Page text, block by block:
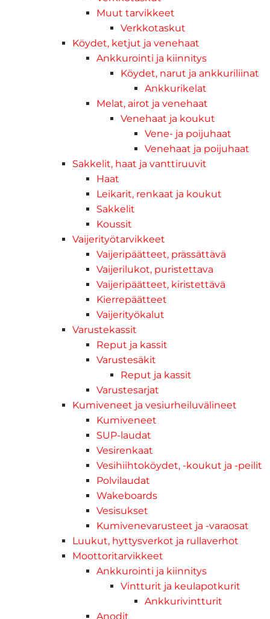
Muut tarvikkeet
Verkkotaskut
Köydet, ketjut ja venehaat
Ankkurointi ja kiinnitys
Köydet, narut ja ankkuriliinat
Ankkurikelat
Melat, airot ja venehaat
Venehaat ja koukut
Vene- ja poijuhaat
Venehaat ja poijuhaat
Sakkelit, haat ja vanttiruuvit
Haat
Leikarit, renkaat ja koukut
Sakkelit
Koussit
Vaijerityötarvikkeet
Vaijeripäätteet, prässättävä
Vaijerilukot, puristettava
Vaijeripäätteet, kiristettävä
Kierrepäätteet
Vaijerityökalut
Varustekassit
Reput ja kassit
Varustesäkit
Reput ja kassit
Varustesarjat
Kumiveneet ja vesiurheiluvälineet
Kumiveneet
SUP-laudat
Vesirenkaat
Vesihiihtoköydet, -koukut ja -peilit
Polvilaudat
Wakeboards
Vesisukset
Kumivenevarusteet ja -varaosat
Luukut, hyttysverkot ja rullaverhot
Moottoritarvikkeet
Ankkurointi ja kiinnitys
Vintturit ja keulapotkurit
Ankkurivintturit
Anodit